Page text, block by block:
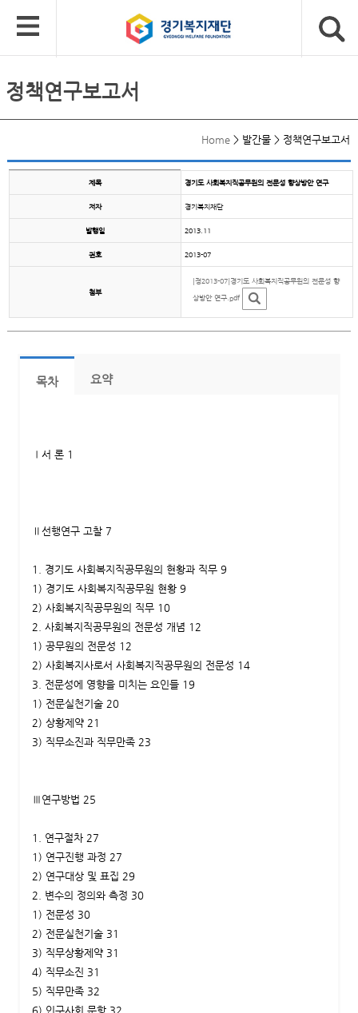
정책연구보고서
Home > 발간물 > 정책연구보고서
제목 경기도 사회복지직공무원의 전문성 향상방안 연구
저자 경기복지재단
발행일 2013.11
권호 2013-07
첨부
[정2013-07]경기도 사회복지직공무원의 전문성 향
상방안 연구.pdf
목차
Ⅰ서 론 1
Ⅱ선행연구 고찰 7
1. 경기도 사회복지직공무원의 현황과 직무 9
1) 경기도 사회복지직공무원 현황 9
2) 사회복지직공무원의 직무 10
2. 사회복지직공무원의 전문성 개념 12
1) 공무원의 전문성 12
2) 사회복지사로서 사회복지직공무원의 전문성 14
3. 전문성에 영향을 미치는 요인들 19
1) 전문실천기술 20
2) 상황제약 21
3) 직무소진과 직무만족 23
Ⅲ연구방법 25
1. 연구절차 27
1) 연구진행 과정 27
2) 연구대상 및 표집 29
2. 변수의 정의와 측정 30
1) 전문성 30
2) 전문실천기술 31
3) 직무상황제약 31
4) 직무소진 31
5) 직무만족 32
6) 인구사회 문항 32
요약